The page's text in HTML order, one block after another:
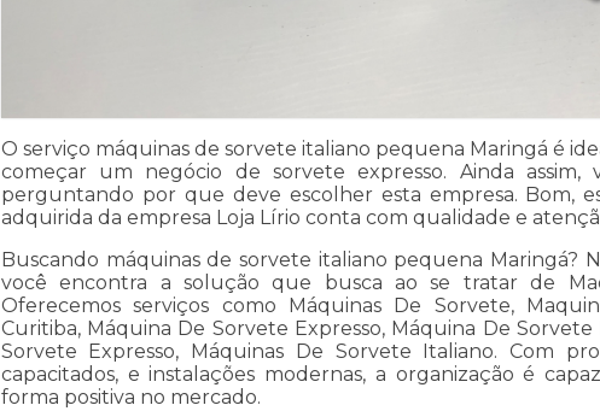
O serviço máquinas de sorvete italiano pequena Maringá é
começar um negócio de sorvete expresso. Ainda assim,
perguntando por que deve escolher esta empresa. Bom,
adquirida da empresa Loja Lírio conta com qualidade e
Buscando máquinas de sorvete italiano pequena Maringá?
você encontra a solução que busca ao se tratar de
Oferecemos serviços como Máquinas De Sorvete,
Curitiba, Máquina De Sorvete Expresso, Máquina De
Sorvete Expresso, Máquinas De Sorvete Italiano. Com
capacitados, e instalações modernas, a organização é
forma positiva no mercado.